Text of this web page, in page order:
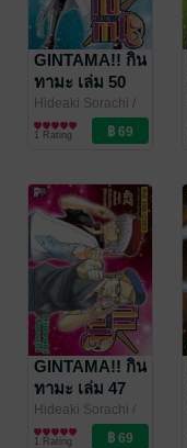
GINTAMA!! กิน
ทามะ เล่ม 50
Hideaki Sorachi /
Siam Inter Comics
การ์ตูนทั่วไป
1 Rating
GINTAMA!! กิน
ทามะ เล่ม 47
Hideaki Sorachi /
Siam Inter Comics
การ์ตูนทั่วไป
1 Rating